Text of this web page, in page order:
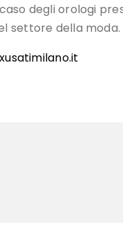
degli orologi
settore della moda.